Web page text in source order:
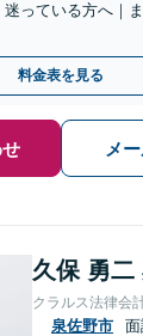
っている方へ｜
料金表を見る
メ
久保 勇二
クラルス法律会
泉佐野市
面